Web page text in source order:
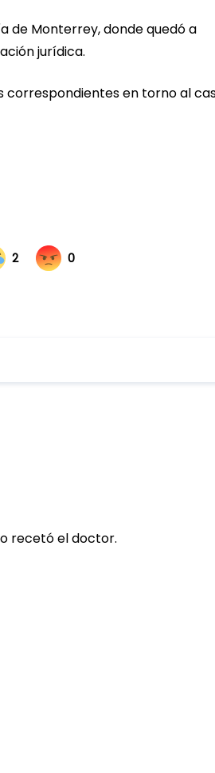
de Monterrey, donde quedó a
jurídica.
correspondientes en torno al